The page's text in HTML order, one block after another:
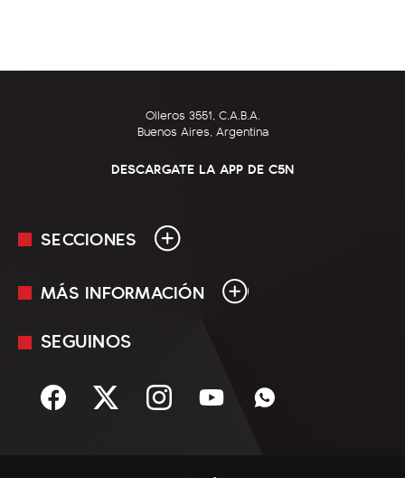
Olleros 3551, C.A.B.A.
Buenos Aires, Argentina
DESCARGATE LA APP DE C5N
SECCIONES
En Vivo
Sociedad
MÁS INFORMACIÓN
Mediakit
Términos y condiciones
SEGUINOS